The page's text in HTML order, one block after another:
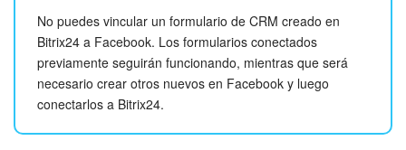
Collabs
Calendario
Bitrix24 Drive
No puedes vincular un formulario de CRM creado en
Bitrix24 a Facebook. Los formularios conectados
previamente seguirán funcionando, mientras que será
necesario crear otros nuevos en Facebook y luego
conectarlos a Bitrix24.